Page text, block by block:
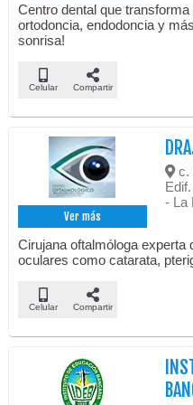
Centro dental que
ortodoncia, endodoncia y
sonrisa!
Celular Compartir
Ver más
c.
- La
Cirujana oftalmóloga experta
oculares como catarata,
Celular Compartir